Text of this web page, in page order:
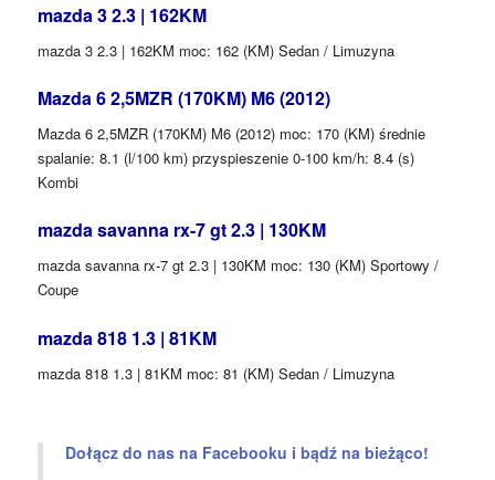
mazda 3 2.3 | 162KM
mazda 3 2.3 | 162KM moc: 162 (KM) Sedan / Limuzyna
Mazda 6 2,5MZR (170KM) M6 (2012)
Mazda 6 2,5MZR (170KM) M6 (2012) moc: 170 (KM) średnie
spalanie: 8.1 (l/100 km) przyspieszenie 0-100 km/h: 8.4 (s)
Kombi
mazda savanna rx-7 gt 2.3 | 130KM
mazda savanna rx-7 gt 2.3 | 130KM moc: 130 (KM) Sportowy /
Coupe
mazda 818 1.3 | 81KM
mazda 818 1.3 | 81KM moc: 81 (KM) Sedan / Limuzyna
Dołącz do nas na Facebooku i bądź na bieżąco!